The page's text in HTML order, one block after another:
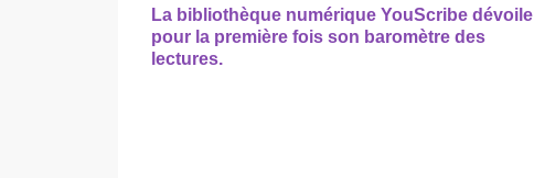
La bibliothèque numérique YouScribe dévoile
pour la première fois son baromètre des
lectures.